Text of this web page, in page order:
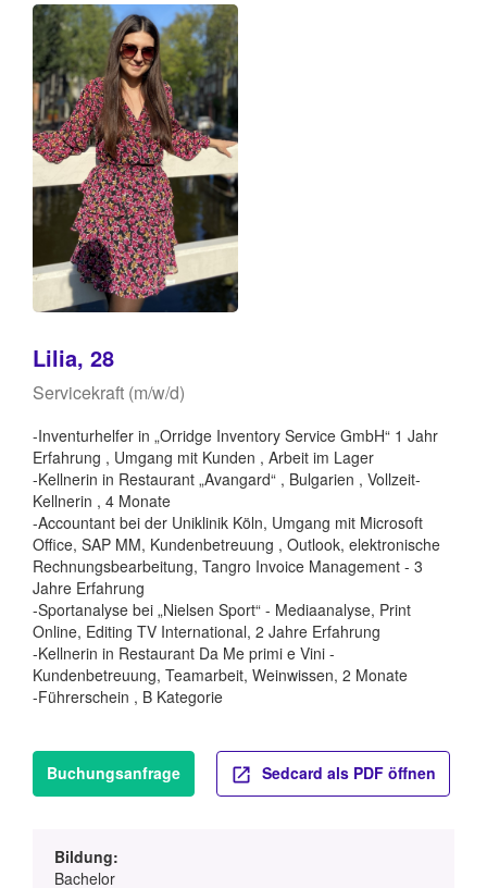
Lilia, 28
Servicekraft (m/w/d)
-Inventurhelfer in „Orridge Inventory Service GmbH“ 1 Jahr
Erfahrung , Umgang mit Kunden , Arbeit im Lager
-Kellnerin in Restaurant „Avangard“ , Bulgarien , Vollzeit-
Kellnerin , 4 Monate
-Accountant bei der Uniklinik Köln, Umgang mit Microsoft
Office, SAP MM, Kundenbetreuung , Outlook, elektronische
Rechnungsbearbeitung, Tangro Invoice Management - 3
Jahre Erfahrung
-Sportanalyse bei „Nielsen Sport“ - Mediaanalyse, Print
Online, Editing TV International, 2 Jahre Erfahrung
-Kellnerin in Restaurant Da Me primi e Vini -
Kundenbetreuung, Teamarbeit, Weinwissen, 2 Monate
-Führerschein , B Kategorie
Buchungsanfrage Sedcard als PDF öffnen
Bildung:
Bachelor